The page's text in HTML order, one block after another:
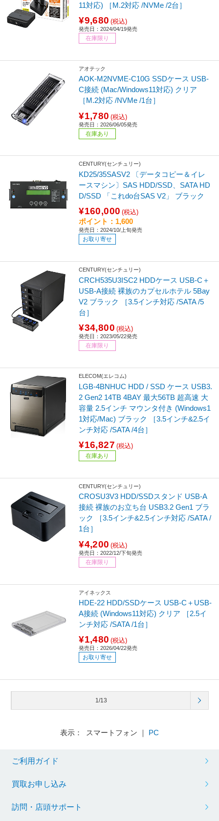
11対応) ［M.2対応 /NVMe /2台］
¥9,680 (税込)
発売日：2024/04/19発売
在庫限り
アオテック
AOK-M2NVME-C10G SSDケース USB-
C接続 (Mac/Windows11対応) クリア
［M.2対応 /NVMe /1台］
¥1,780 (税込)
発売日：2026/06/05発売
在庫あり
CENTURY(センチュリー)
KD25/35SASV2 〔データコピー＆イレ
ースマシン〕SAS HDD/SSD、SATA HD
D/SSD 「これdo台SAS V2」 ブラック
¥160,000 (税込)
ポイント：1,600
発売日：2024/10/上旬発売
お取り寄せ
CENTURY(センチュリー)
CRCH535U3ISC2 HDDケース USB-C＋
USB-A接続 裸族のカプセルホテル 5Bay
V2 ブラック ［3.5インチ対応 /SATA /5
台］
¥34,800 (税込)
発売日：2023/05/22発売
在庫限り
ELECOM(エレコム)
LGB-4BNHUC HDD / SSD ケース USB3.
2 Gen2 14TB 4BAY 最大56TB 超高速 大
容量 2.5インチ マウンタ付き (Windows1
1対応/Mac) ブラック ［3.5インチ&2.5イ
ンチ対応 /SATA /4台］
¥16,827 (税込)
在庫あり
CENTURY(センチュリー)
CROSU3V3 HDD/SSDスタンド USB-A
接続 裸族のお立ち台 USB3.2 Gen1 ブラ
ック ［3.5インチ&2.5インチ対応 /SATA /
1台］
¥4,200 (税込)
発売日：2022/12/下旬発売
在庫限り
アイネックス
HDE-22 HDD/SSDケース USB-C＋USB-
A接続 (Windows11対応) クリア ［2.5イ
ンチ対応 /SATA /1台］
¥1,480 (税込)
発売日：2026/04/22発売
お取り寄せ
1/13
表示： スマートフォン ｜ PC
ご利用ガイド
買取お申し込み
訪問・店頭サポート